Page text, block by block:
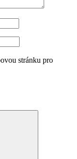
stránku pro